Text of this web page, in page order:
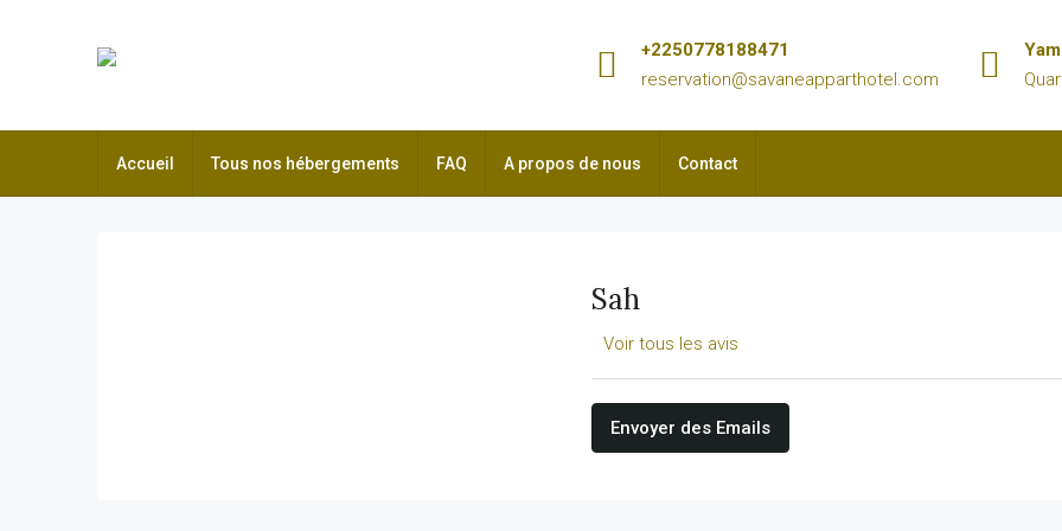
+2250778188471
reservation@savaneapparthotel.com
Accueil Tous nos hébergements FAQ A propos de nous Contact
Sah
Voir tous les avis
Envoyer des Emails